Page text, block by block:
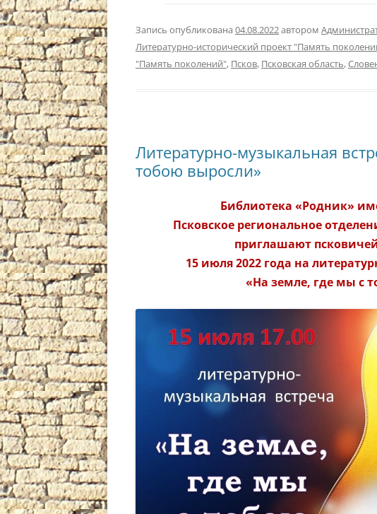
Запись опубликована 04.08.2022автором
Литературно-исторический проект "Память
"Память поколений", Псков, Псковская область,
Литературно-музыкальная
тобою выросли»
Библиотека «Родник»
Псковское региональное
приглашают
15 июля 2022 года на
«На земле, где мы с